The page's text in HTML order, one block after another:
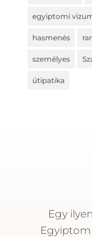
egyiptomi
hasmenés
személyes
útipatika
Egy